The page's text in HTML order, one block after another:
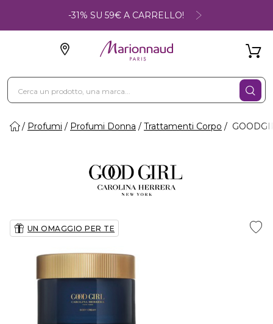
-31% SU 59€ A CARRELLO!
Profumi Profumi Donna Trattamenti Corpo
UN OMAGGIO PER TE